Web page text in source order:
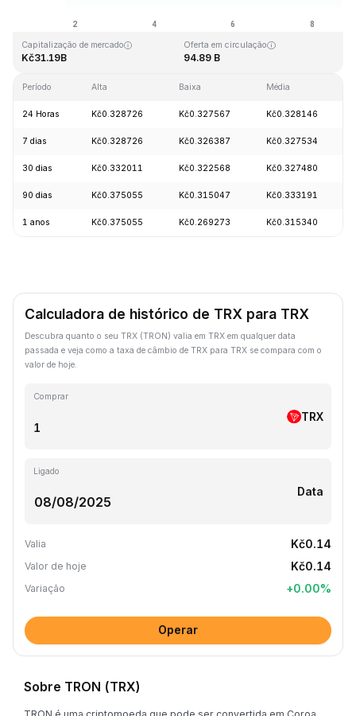
Kč0.431288 Kč0.001804
Capitalização de mercado
Kč31.19B
Oferta em circulação
94.89 B
Período Alta Baixa Média
24 Horas Kč0.328726 Kč0.327567 Kč0.328146
7 dias Kč0.328726 Kč0.326387 Kč0.327534
30 dias Kč0.332011 Kč0.322568 Kč0.327480
90 dias Kč0.375055 Kč0.315047 Kč0.333191
1 anos Kč0.375055 Kč0.269273 Kč0.315340
Calculadora de histórico de TRX para TRX
Descubra quanto o seu TRX (TRON) valia em TRX em qualquer data
passada e veja como a taxa de câmbio de TRX para TRX se compara com o
valor de hoje.
Comprar
TRX
Ligado
Data
Valia Kč0.14
Valor de hoje Kč0.14
Variação +0.00%
Operar
Sobre TRON (TRX)
TRON é uma criptomoeda que pode ser convertida em Coroa